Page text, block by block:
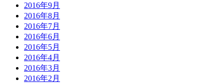
2016年9月
2016年8月
2016年7月
2016年6月
2016年5月
2016年4月
2016年3月
2016年2月